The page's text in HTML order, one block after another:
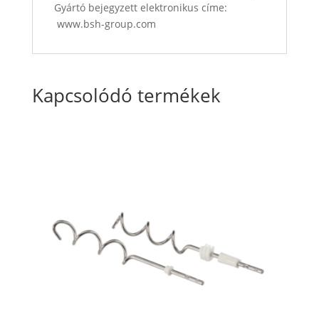
Gyártó bejegyzett elektronikus címe:
www.bsh-group.com
Kapcsolódó termékek